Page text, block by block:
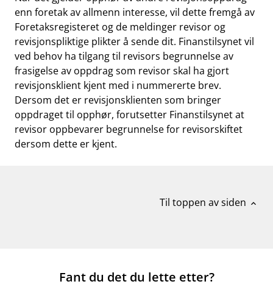
enn foretak av allmenn interesse, vil dette fremgå av
Foretaksregisteret og de meldinger revisor og
revisjonspliktige plikter å sende dit. Finanstilsynet vil
ved behov ha tilgang til revisors begrunnelse av
frasigelse av oppdrag som revisor skal ha gjort
revisjonsklient kjent med i nummererte brev.
Dersom det er revisjonsklienten som bringer
oppdraget til opphør, forutsetter Finanstilsynet at
revisor oppbevarer begrunnelse for revisorskiftet
dersom dette er kjent.
Til toppen av siden expand_less
Fant du det du lette etter?